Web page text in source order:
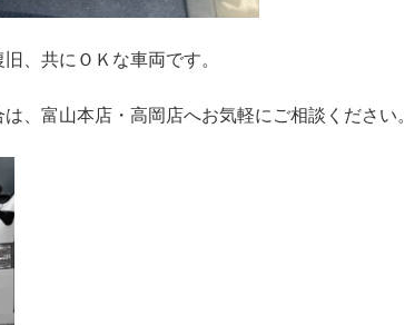
、共にＯＫな車両です。
、富山本店・高岡店へお気軽にご相談ください。